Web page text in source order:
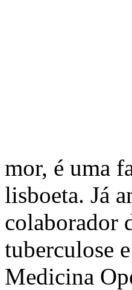
mor, é uma
lisboeta. Já
colaborador
tuberculose
Medicina